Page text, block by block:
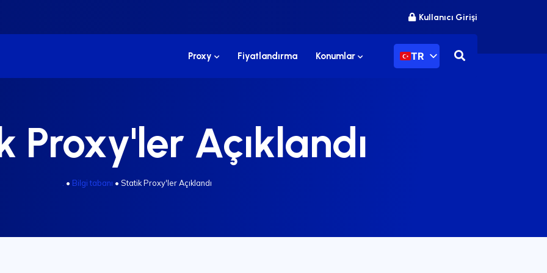
Kullanıcı Girişi
Proxy Fiyatlandırma Konumlar TR
Proxy'ler Açıklandı
• Bilgi tabanı • Statik Proxy'ler Açıklandı